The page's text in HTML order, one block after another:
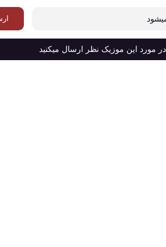
در مورد این موزیک نظر ارسال میکنید